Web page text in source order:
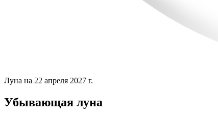
Луна на 22 апреля 2027 г.
Убывающая луна